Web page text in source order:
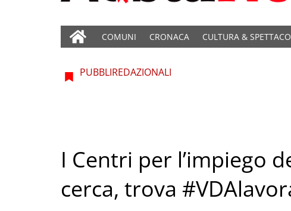
COMUNI CRONACA CULTURA &
PUBBLIREDAZIONALI
I Centri per l’impiego
cerca, trova